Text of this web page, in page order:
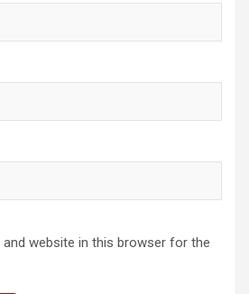
and website in this browser for the